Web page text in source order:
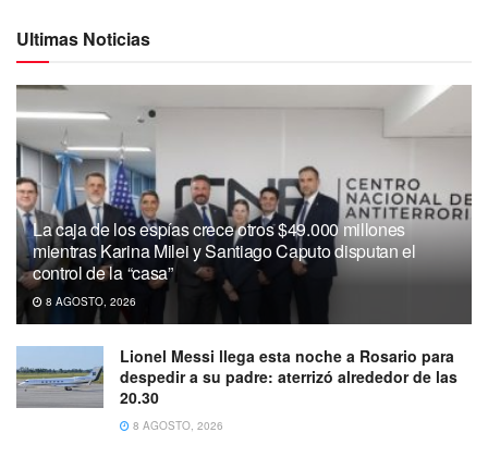
Ultimas Noticias
La caja de los espías crece otros $49.000 millones
mientras Karina Milei y Santiago Caputo disputan el
control de la “casa”
8 AGOSTO, 2026
Lionel Messi llega esta noche a Rosario para
despedir a su padre: aterrizó alrededor de las
20.30
8 AGOSTO, 2026